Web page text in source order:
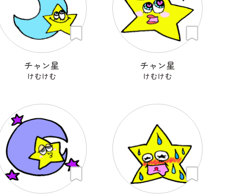
チャン星
けむけむ
チャン星
けむけむ